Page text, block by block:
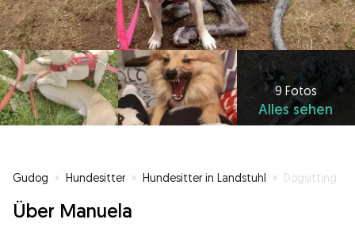
9 Fotos
Alles sehen
Gudog » Hundesitter » Hundesitter in Landstuhl » Dogsitting
Über Manuela